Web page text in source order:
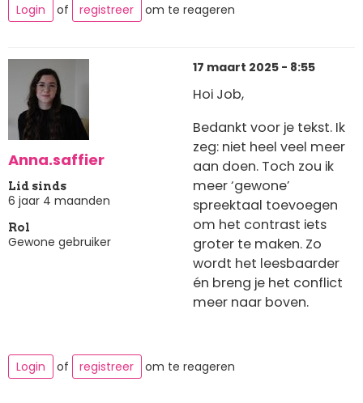
Login of registreer om te reageren
Anna.saffier
Lid sinds
6 jaar 4 maanden
Rol
Gewone gebruiker
17 maart 2025 - 8:55
Hoi Job,
Bedankt voor je tekst. Ik
zeg: niet heel veel meer
aan doen. Toch zou ik
meer ‘gewone’
spreektaal toevoegen
om het contrast iets
groter te maken. Zo
wordt het leesbaarder
én breng je het conflict
meer naar boven.
Login of registreer om te reageren